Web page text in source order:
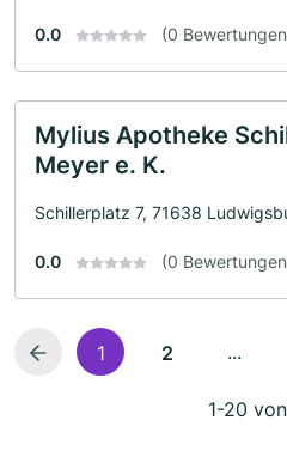
0.0 (0
Mylius Apotheke
Meyer e. K.
Schillerplatz 7, 71638
0.0 (0
1 2 ...
1-20